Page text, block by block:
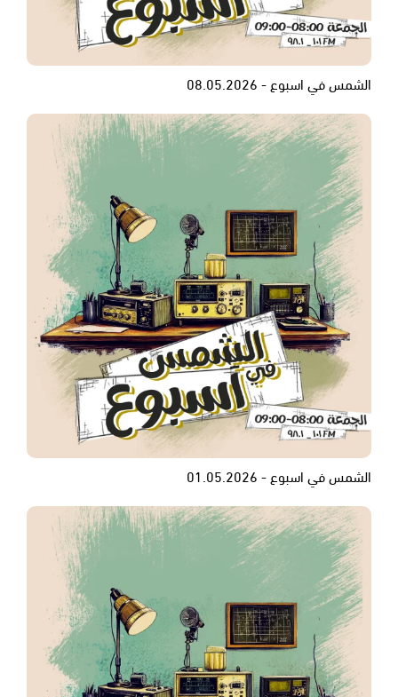
الشمس في اسبوع - 08.05.2026
الشمس في اسبوع - 01.05.2026